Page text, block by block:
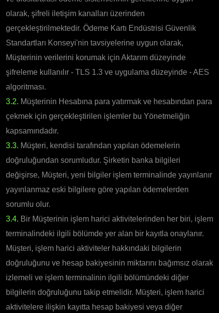
olarak, şifreli iletişim kanalları üzerinden
gerçekleştirilmektedir. Ödeme Kartı Endüstrisi Güvenlik
Standartları Konseyi'nin tavsiyelerine uygun olarak,
Müşterinin verilerini korumak için Aktarım düzeyinde
şifreleme kullanılır - TLS 1.3 ve uygulama düzeyinde - AES
algoritması.
3.2. Müşterinin Hesabına para yatırmak ve hesabından para
çekmek için gerçekleştirilen işlemler bu Yönetmeliğin
kapsamındadır.
3.3. Müşteri, kendisi tarafından yapılan ödemelerin
doğruluğundan sorumludur. Şirketin banka bilgileri
değişirse, Müşteri, yeni bilgiler işlem terminalinde yayınlanır
yayınlanmaz eski bilgilere göre yapılan ödemelerden
sorumlu olur.
3.4. Bir Müşterinin işlem harici aktivitelerinden her biri, işlem
terminalindeki ilgili bölümde yer alan bir kayıtla onaylanır.
Müşteri, işlem harici aktiviteler hakkındaki bilgilerin
doğruluğunu ve hesap bakiyesinin miktarını bağımsız olarak
izlemeli ve işlem terminalinin ilgili bölümündeki diğer
bilgilerin doğruluğunu takip etmelidir. Müşteri, işlem harici
aktivitelere ilişkin kayıtta hesap bakiyesi veya diğer